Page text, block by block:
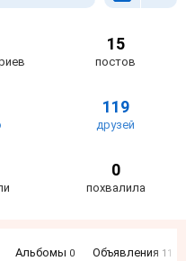
15
постов
119
друзей
0
похвалила
Альбомы 0 Объявления 11